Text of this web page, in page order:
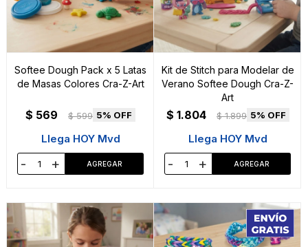
Softee Dough Pack x 5 Latas
de Masas Colores Cra-Z-Art
$ 569 $ 599 5
Llega HOY Mvd
- +
Kit de Stitch para Modelar de
Verano Softee Dough Cra-Z-
Art
$ 1.804 $ 1.899 5
Llega HOY Mvd
- +